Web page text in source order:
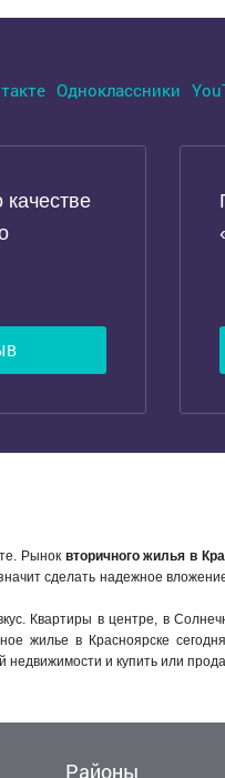
Одноклассники
Рынок вторичного жилья в
сделать надежное
Квартиры в центре, в
жилье в Красноярске
и купить или
Районы